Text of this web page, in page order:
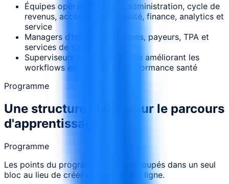
Équipes opérations santé, administration, cycle de
revenus, accès patient, qualité, finance, analytics et
service
Managers d’hôpitaux, cliniques, payeurs, TPA et
services de santé
Superviseurs et chefs d’équipe améliorant les
workflows et routines de performance santé
Programme
Une structure claire pour le parcours
d'apprentissage.
Programme
Les points du programme sont regroupés dans un seul
bloc au lieu de créer un module par ligne.